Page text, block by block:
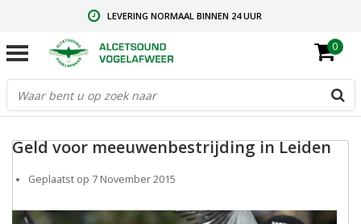
LEVERING NORMAAL BINNEN 24 UUR
GRATIS VERZENDING VANAF € 59,00
CONTACT: +31.73.2032137
0
Geld voor meeuwenbestrijding in Leiden
Geplaatst op 7 November 2015